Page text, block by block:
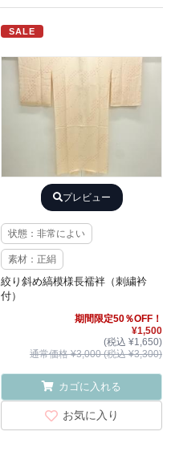
SALE
プレビュー
状態：非常によい
素材：正絹
絞り斜め縞模様長襦袢（刺繍衿
付）
期間限定50％OFF！
¥1,500
(税込 ¥1,650)
通常価格 ¥3,000 (税込 ¥3,300)
カゴに入れる
お気に入り